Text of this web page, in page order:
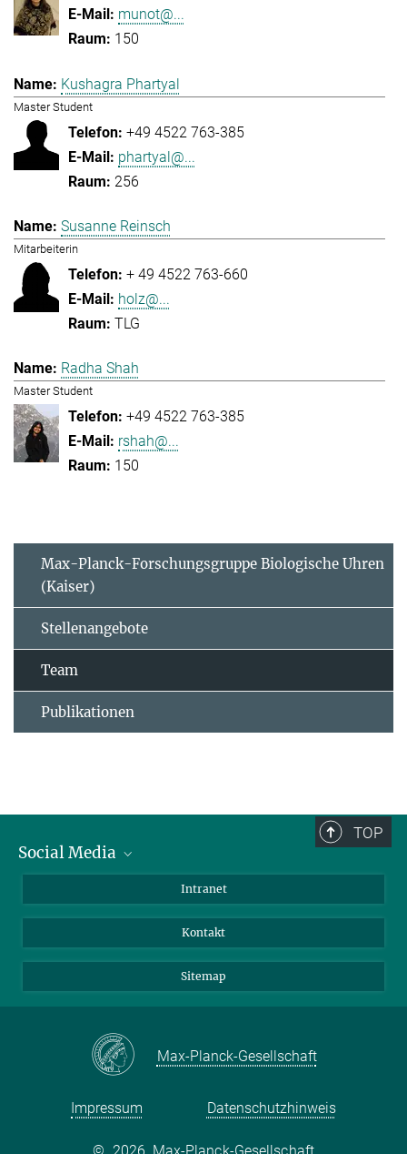
munot@...
150
Kushagra Phartyal
Master Student
+49 4522 763-385
phartyal@...
256
Susanne Reinsch
Mitarbeiterin
+ 49 4522 763-660
holz@...
TLG
Radha Shah
Master Student
+49 4522 763-385
rshah@...
150
Max-Planck-Forschungsgruppe Biologische Uhren
(Kaiser)
Stellenangebote
Team
Publikationen
TOP
Social Media
LinkedIn
Intranet
Kontakt
Sitemap
Max-Planck-Gesellschaft
Impressum Datenschutzhinweis